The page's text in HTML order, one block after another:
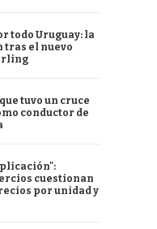
todo Uruguay: la
tras el nuevo
tuvo un cruce
conductor de
cuestionan
por unidad y